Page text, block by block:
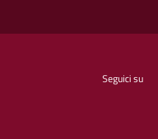
Seguici su